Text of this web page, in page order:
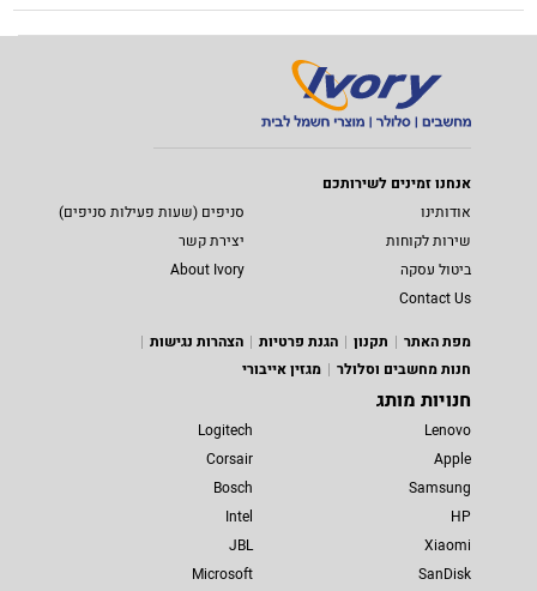
אנחנו זמינים לשירותכם
אודותינו
סניפים (שעות פעילות סניפים)
שירות לקוחות
יצירת קשר
ביטול עסקה
About Ivory
Contact Us
מפת האתר
תקנון הגנת פרטיות
הצהרות נגישות
חנות מחשבים וסלולר
מגזין אייבורי
חנויות מותג
Lenovo
Apple
Samsung
HP
Xiaomi
SanDisk
Logitech
Corsair
Bosch
Intel
JBL
Microsoft